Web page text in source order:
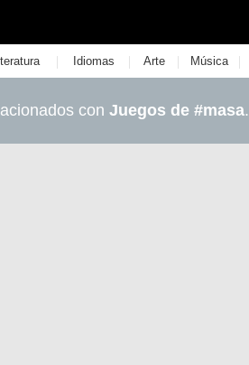
| Idiomas | Arte | Música |
con Juegos de #masa.